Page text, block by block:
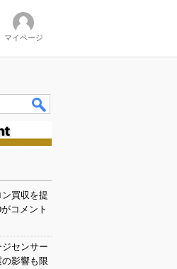
マイページ
買収を提
コメント
センサー
影響も限